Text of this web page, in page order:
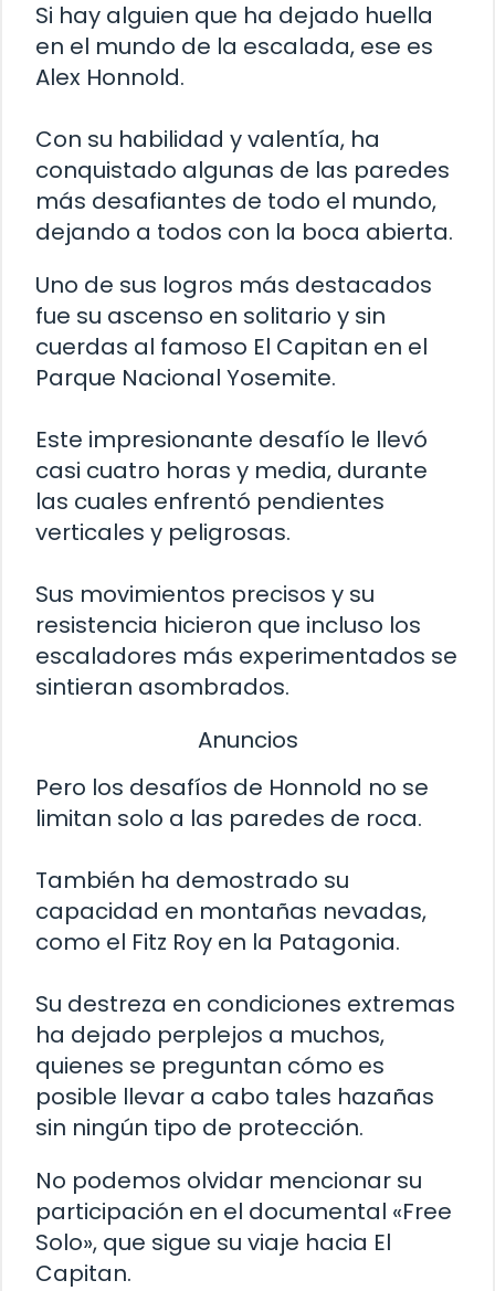
Si hay alguien que ha dejado huella
en el mundo de la escalada, ese es
Alex Honnold.
Con su habilidad y valentía, ha
conquistado algunas de las paredes
más desafiantes de todo el mundo,
dejando a todos con la boca abierta.
Uno de sus logros más destacados
fue su ascenso en solitario y sin
cuerdas al famoso El Capitan en el
Parque Nacional Yosemite.
Este impresionante desafío le llevó
casi cuatro horas y media, durante
las cuales enfrentó pendientes
verticales y peligrosas.
Sus movimientos precisos y su
resistencia hicieron que incluso los
escaladores más experimentados se
sintieran asombrados.
Anuncios
Pero los desafíos de Honnold no se
limitan solo a las paredes de roca.
También ha demostrado su
capacidad en montañas nevadas,
como el Fitz Roy en la Patagonia.
Su destreza en condiciones extremas
ha dejado perplejos a muchos,
quienes se preguntan cómo es
posible llevar a cabo tales hazañas
sin ningún tipo de protección.
No podemos olvidar mencionar su
participación en el documental «Free
Solo», que sigue su viaje hacia El
Capitan.